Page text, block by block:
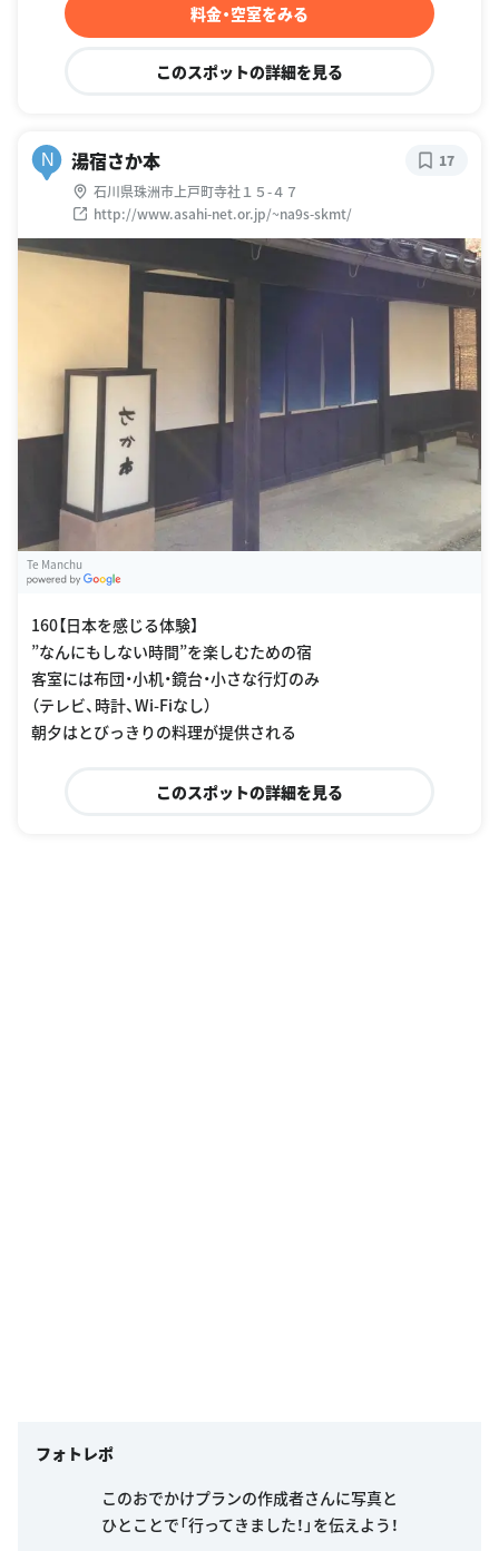
料金・空室をみる
このスポットの詳細を見る
N 湯宿さか本
石川県珠洲市上戸町寺社１５-４７
http://www.asahi-net.or.jp/~na9s-skmt/
17
Te Manchu
160【日本を感じる体験】
”なんにもしない時間”を楽しむための宿
客室には布団・小机・鏡台・小さな行灯のみ
（テレビ、時計、Wi-Fiなし）
朝夕はとびっきりの料理が提供される
このスポットの詳細を見る
フォトレポ
このおでかけプランの作成者さんに写真と
ひとことで「行ってきました！」を伝えよう！